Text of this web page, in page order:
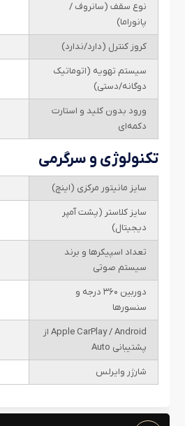
نوع سقف (سانروف /
پانوراما)
کروز کنترل (دارد/ندارد)
سیستم تهویه (اتوماتیک
دوگانه/دستی)
ورود بدون کلید و استارت
دکمه‌ای
تکنولوژی و سرگرمی
سایز مانیتور مرکزی (اینچ)
سایز کلاستر (پشت آمپر
دیجیتال)
تعداد اسپیکرها و برند
سیستم صوتی
دوربین ۳۶۰ درجه و
سنسورها
Apple CarPlay / Android از
پشتیبانی Auto
شارژر وایرلس